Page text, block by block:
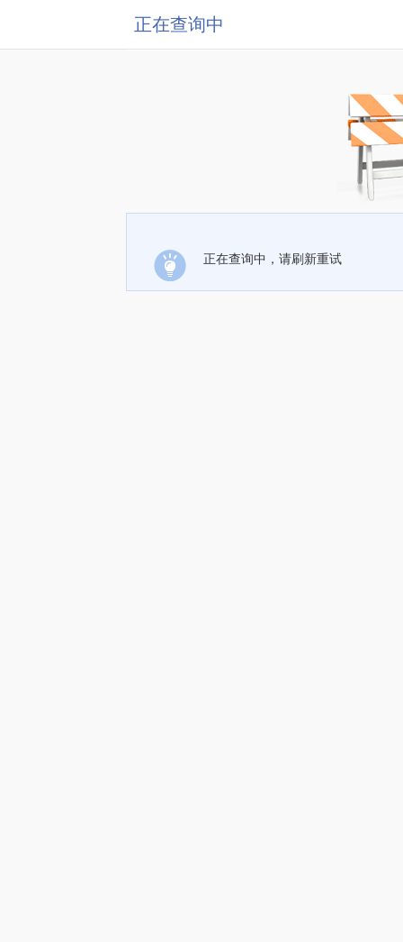
正在查询中
正在查询中，请刷新重试